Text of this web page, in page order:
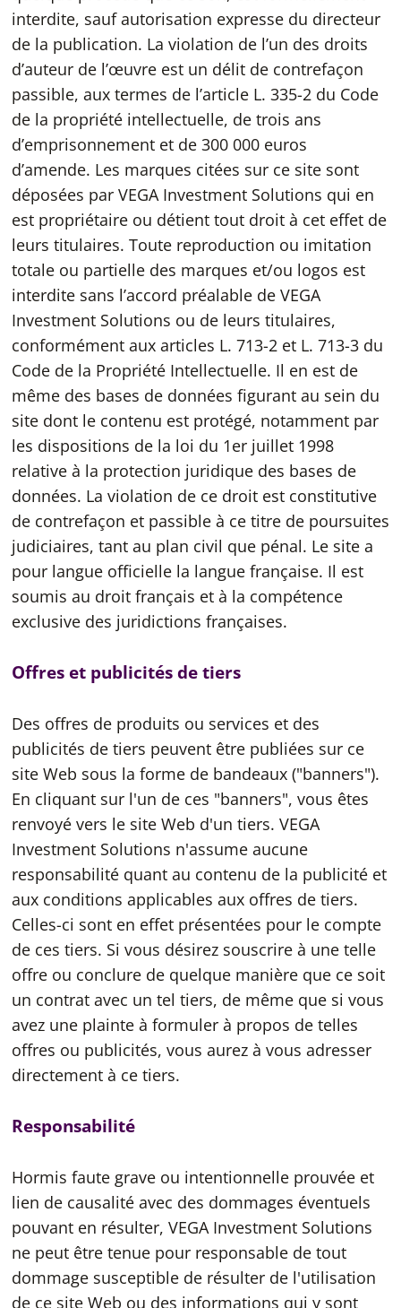
interdite, sauf autorisation expresse du directeur
de la publication. La violation de l’un des droits
d’auteur de l’œuvre est un délit de contrefaçon
passible, aux termes de l’article L. 335-2 du Code
de la propriété intellectuelle, de trois ans
d’emprisonnement et de 300 000 euros
d’amende. Les marques citées sur ce site sont
déposées par VEGA Investment Solutions qui en
est propriétaire ou détient tout droit à cet effet de
leurs titulaires. Toute reproduction ou imitation
totale ou partielle des marques et/ou logos est
interdite sans l’accord préalable de VEGA
Investment Solutions ou de leurs titulaires,
conformément aux articles L. 713-2 et L. 713-3 du
Code de la Propriété Intellectuelle. Il en est de
même des bases de données figurant au sein du
site dont le contenu est protégé, notamment par
les dispositions de la loi du 1er juillet 1998
relative à la protection juridique des bases de
données. La violation de ce droit est constitutive
de contrefaçon et passible à ce titre de poursuites
judiciaires, tant au plan civil que pénal. Le site a
pour langue officielle la langue française. Il est
soumis au droit français et à la compétence
exclusive des juridictions françaises.
Offres et publicités de tiers
Des offres de produits ou services et des
publicités de tiers peuvent être publiées sur ce
site Web sous la forme de bandeaux ("banners").
En cliquant sur l'un de ces "banners", vous êtes
renvoyé vers le site Web d'un tiers. VEGA
Investment Solutions n'assume aucune
responsabilité quant au contenu de la publicité et
aux conditions applicables aux offres de tiers.
Celles-ci sont en effet présentées pour le compte
de ces tiers. Si vous désirez souscrire à une telle
offre ou conclure de quelque manière que ce soit
un contrat avec un tel tiers, de même que si vous
avez une plainte à formuler à propos de telles
offres ou publicités, vous aurez à vous adresser
directement à ce tiers.
Responsabilité
Hormis faute grave ou intentionnelle prouvée et
lien de causalité avec des dommages éventuels
pouvant en résulter, VEGA Investment Solutions
ne peut être tenue pour responsable de tout
dommage susceptible de résulter de l'utilisation
de ce site Web ou des informations qui y sont